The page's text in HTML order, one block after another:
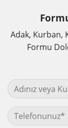
Adak, Kurban,
Formu